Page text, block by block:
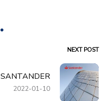
NEXT POST
SANTANDER
2022-01-10